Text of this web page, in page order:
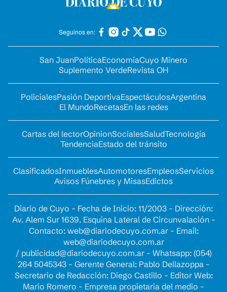
Seguinos en:
San JuanPolíticaEconomíaCuyo Minero
Suplemento VerdeRevista OH
PolicialesPasión DeportivaEspectáculosArgentina
El MundoRecetasEn las redes
Cartas del lectorOpinionSocialesSaludTecnología
TendenciaEstado del tránsito
ClasificadosInmueblesAutomotoresEmpleosServicios
Avisos Fúnebres y MisasEdictos
Diario de Cuyo - Fecha de Inicio: 11/2003 - Dirección:
Av. Alem Sur 1639. Esquina Lateral de Circunvalación -
Contacto: web@diariodecuyo.com.ar- Email:
web@diariodecuyo.com.ar
/ publicidad@diariodecuyo.com.ar- Whatsapp: (054)
264 5045343 - Gerente General: Pablo Dellazoppa -
Secretario de Redacción: Diego Castillo - Editor Web:
Mario Romero - Empresa propietaria del medio -